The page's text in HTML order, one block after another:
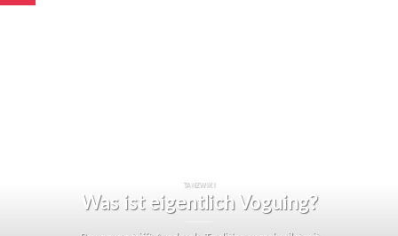
TANZWIKI
Was ist eigentlich Voguing?